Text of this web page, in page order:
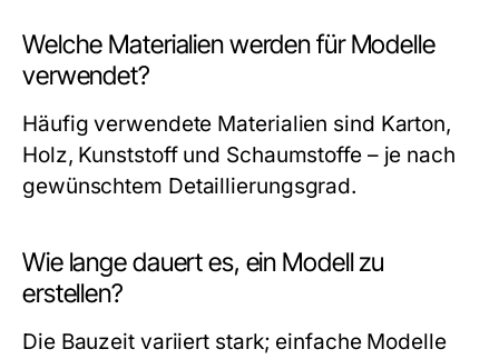
Welche Materialien werden für Modelle
verwendet?
Häufig verwendete Materialien sind Karton,
Holz, Kunststoff und Schaumstoffe – je nach
gewünschtem Detaillierungsgrad.
Wie lange dauert es, ein Modell zu
erstellen?
Die Bauzeit variiert stark; einfache Modelle